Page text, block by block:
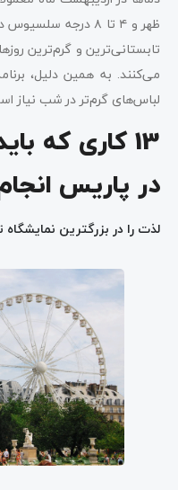
ظهر و ۴ تا ۸ درجه
تابستانی‌ترین و گرم‌ترین
می‌کنند. به همین دلیل،
لباس‌های گرم‌تر در شب نیاز
13 کاری که
در پاریس
لذت را در بزرگترین